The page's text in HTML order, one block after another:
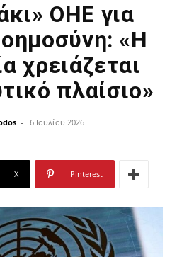
ΟΗΕ για
«Η
χρειάζεται
πλαίσιο»
- 6 Ιουλίου 2026
X Pinterest